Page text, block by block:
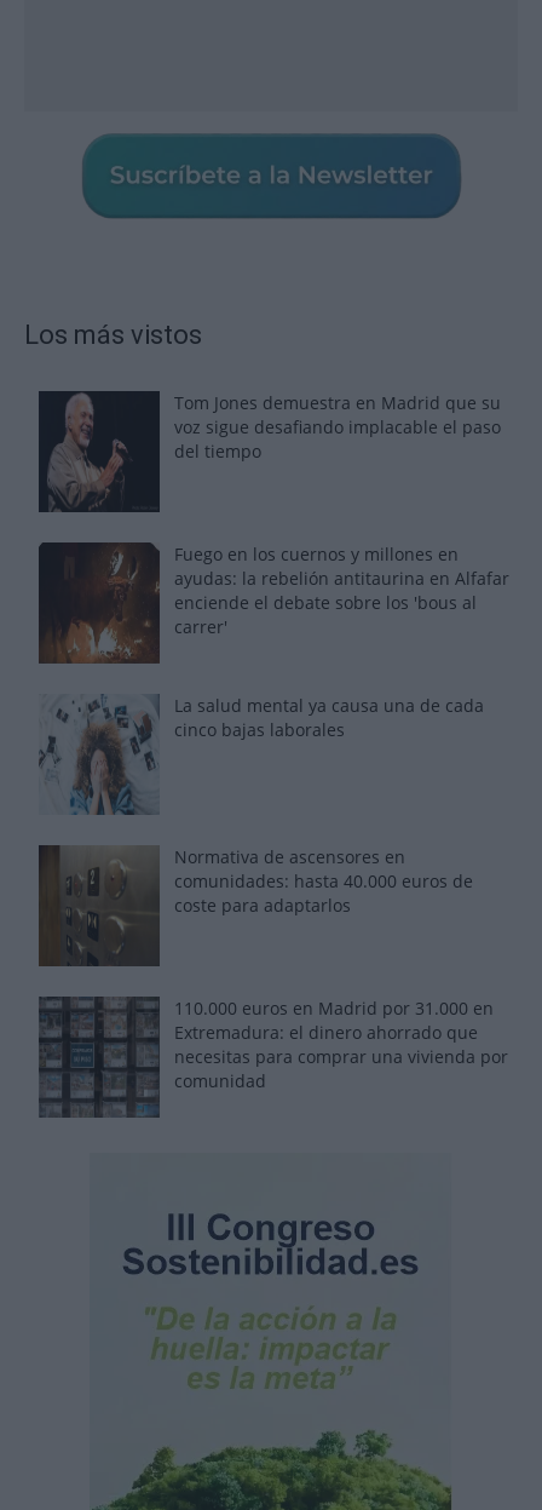
Los más vistos
Tom Jones demuestra en Madrid que su
voz sigue desafiando implacable el paso
del tiempo
Fuego en los cuernos y millones en
ayudas: la rebelión antitaurina en Alfafar
enciende el debate sobre los 'bous al
carrer'
La salud mental ya causa una de cada
cinco bajas laborales
Normativa de ascensores en
comunidades: hasta 40.000 euros de
coste para adaptarlos
110.000 euros en Madrid por 31.000 en
Extremadura: el dinero ahorrado que
necesitas para comprar una vivienda por
comunidad